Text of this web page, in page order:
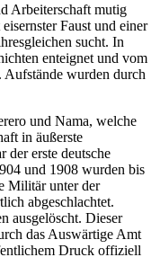
Arbeiterschaft mutig
Faust und einer
sucht. In
enteignet und vom
wurden durch
und Nama, welche
in äußerste
der erste deutsche
und 1908 wurden bis
Militär unter der
abgeschlachtet.
ausgelöscht. Dieser
das Auswärtige Amt
Druck offiziell